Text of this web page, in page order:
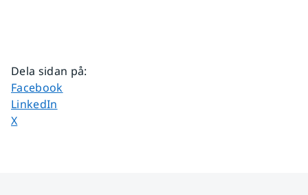
Dela sidan på:
Dela sidan på
Facebook
Dela sidan på
LinkedIn
Dela sidan på
X